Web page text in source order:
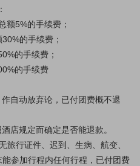
额5%的手续费；
的手续费；
的手续费；
的手续费
自动放弃论，已付团费概不退
店规定而确定是否能退款。
旅行证件、迟到、生病、航变、
参加行程内任何行程，已付团费